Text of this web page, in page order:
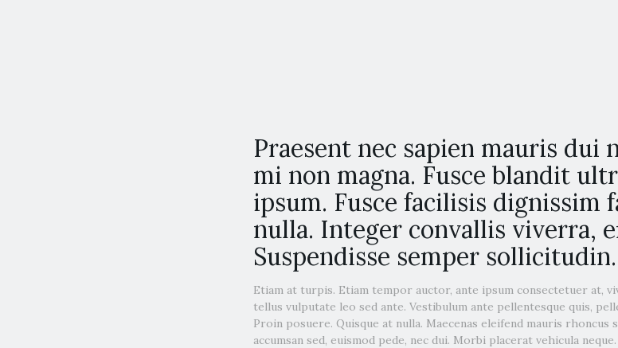
Praesent nec sapien mauris dui
mi non magna. Fusce blandit
ipsum. Fusce facilisis dignissim
nulla. Integer convallis viverra,
Suspendisse semper sollicitudin.
Etiam at turpis. Etiam tempor auctor, ante ipsum consectetuer at,
tellus vulputate leo sed ante. Vestibulum ante pellentesque quis,
Proin posuere. Quisque at nulla. Maecenas eleifend mauris rhoncus
accumsan sed, euismod pede, nec dui. Morbi placerat vehicula